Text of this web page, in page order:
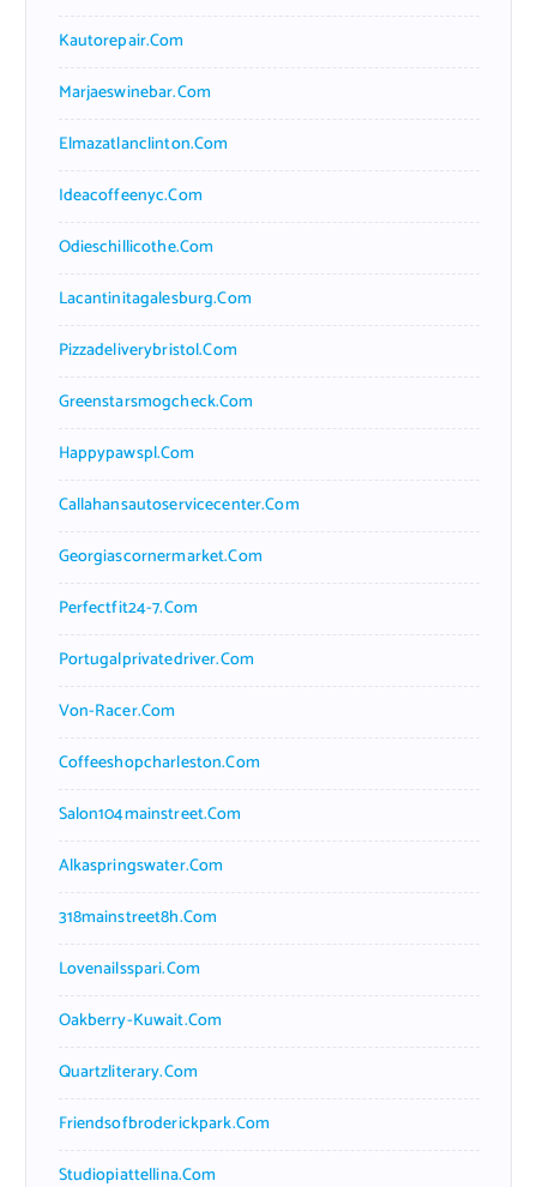
Kautorepair.com
Marjaeswinebar.com
Elmazatlanclinton.com
Ideacoffeenyc.com
Odieschillicothe.com
Lacantinitagalesburg.com
Pizzadeliverybristol.com
Greenstarsmogcheck.com
Happypawspl.com
Callahansautoservicecenter.com
Georgiascornermarket.com
Perfectfit24-7.com
Portugalprivatedriver.com
Von-Racer.com
Coffeeshopcharleston.com
Salon104mainstreet.com
Alkaspringswater.com
318mainstreet8h.com
Lovenailsspari.com
Oakberry-Kuwait.com
Quartzliterary.com
Friendsofbroderickpark.com
Studiopiattellina.com